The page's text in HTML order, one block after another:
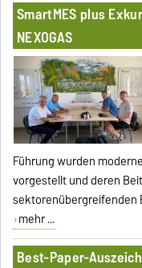
SmartMES plus
NEXOGAS
Führung wurden
vorgestellt und deren
sektorenübergreifenden
mehr ...
Best-Paper-